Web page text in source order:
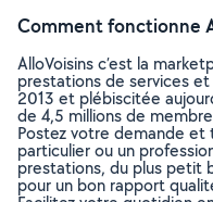
Comment fonctionne
AlloVoisins c’est la
prestations de services
2013 et plébiscitée
de 4,5 millions de
Postez votre demande et
particulier ou un
prestations, du plus petit
pour un bon rapport